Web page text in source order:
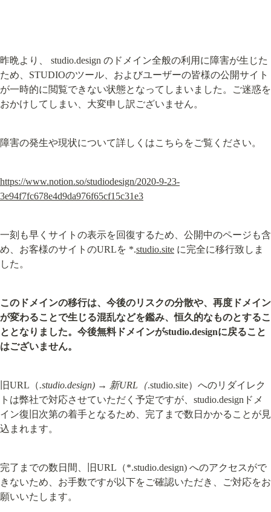
昨晩より、 studio.design のドメイン全般の利用に障害が生じた
ため、STUDIOのツール、およびユーザーの皆様の公開サイト
が一時的に閲覧できない状態となってしまいました。ご迷惑を
おかけしてしまい、大変申し訳ございません。
障害の発生や現状について詳しくはこちらをご覧ください。
https://www.notion.so/studiodesign/2020-9-23-
3e94f7fc678e4d9da976f65cf15c31e3
一刻も早くサイトの表示を回復するため、公開中のページも含
め、お客様のサイトのURLを *.studio.site に完全に移行致しま
した。
このドメインの移行は、今後のリスクの分散や、再度ドメイン
が変わることで生じる混乱などを鑑み、恒久的なものとするこ
ととなりました。今後無料ドメインがstudio.designに戻ること
はございません。
旧URL（.studio.design) → 新URL（.studio.site）へのリダイレク
トは弊社で対応させていただく予定ですが、studio.designドメ
イン復旧次第の着手となるため、完了まで数日かかることが見
込まれます。
完了までの数日間、旧URL（*.studio.design) へのアクセスがで
きないため、お手数ですが以下をご確認いただき、ご対応をお
願いいたします。